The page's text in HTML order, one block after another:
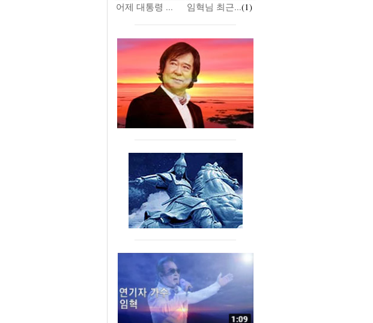
어제 대통령 ... 임혁님 최근...(1)